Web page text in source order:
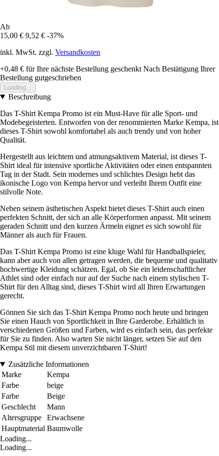
Ab
15,00 € 9,52 € -37%
inkl. MwSt. zzgl. Versandkosten
+0,48 € für Ihre nächste Bestellung geschenkt Nach Bestätigung Ihrer
Bestellung gutgeschrieben
Loading...
Beschreibung
Das T-Shirt Kempa Promo ist ein Must-Have für alle Sport- und
Modebegeisterten. Entworfen von der renommierten Marke Kempa, ist
dieses T-Shirt sowohl komfortabel als auch trendy und von hoher
Qualität.
Hergestellt aus leichtem und atmungsaktivem Material, ist dieses T-
Shirt ideal für intensive sportliche Aktivitäten oder einen entspannten
Tag in der Stadt. Sein modernes und schlichtes Design hebt das
ikonische Logo von Kempa hervor und verleiht Ihrem Outfit eine
stilvolle Note.
Neben seinem ästhetischen Aspekt bietet dieses T-Shirt auch einen
perfekten Schnitt, der sich an alle Körperformen anpasst. Mit seinem
geraden Schnitt und den kurzen Ärmeln eignet es sich sowohl für
Männer als auch für Frauen.
Das T-Shirt Kempa Promo ist eine kluge Wahl für Handballspieler,
kann aber auch von allen getragen werden, die bequeme und qualitativ
hochwertige Kleidung schätzen. Egal, ob Sie ein leidenschaftlicher
Athlet sind oder einfach nur auf der Suche nach einem stylischen T-
Shirt für den Alltag sind, dieses T-Shirt wird all Ihren Erwartungen
gerecht.
Gönnen Sie sich das T-Shirt Kempa Promo noch heute und bringen
Sie einen Hauch von Sportlichkeit in Ihre Garderobe. Erhältlich in
verschiedenen Größen und Farben, wird es einfach sein, das perfekte
für Sie zu finden. Also warten Sie nicht länger, setzen Sie auf den
Kempa Stil mit diesem unverzichtbaren T-Shirt!
Zusätzliche Informationen
Marke
Kempa
Farbe
beige
Farbe
Beige
Geschlecht
Mann
Altersgruppe
Erwachsene
Hauptmaterial Baumwolle
Loading...
Loading...